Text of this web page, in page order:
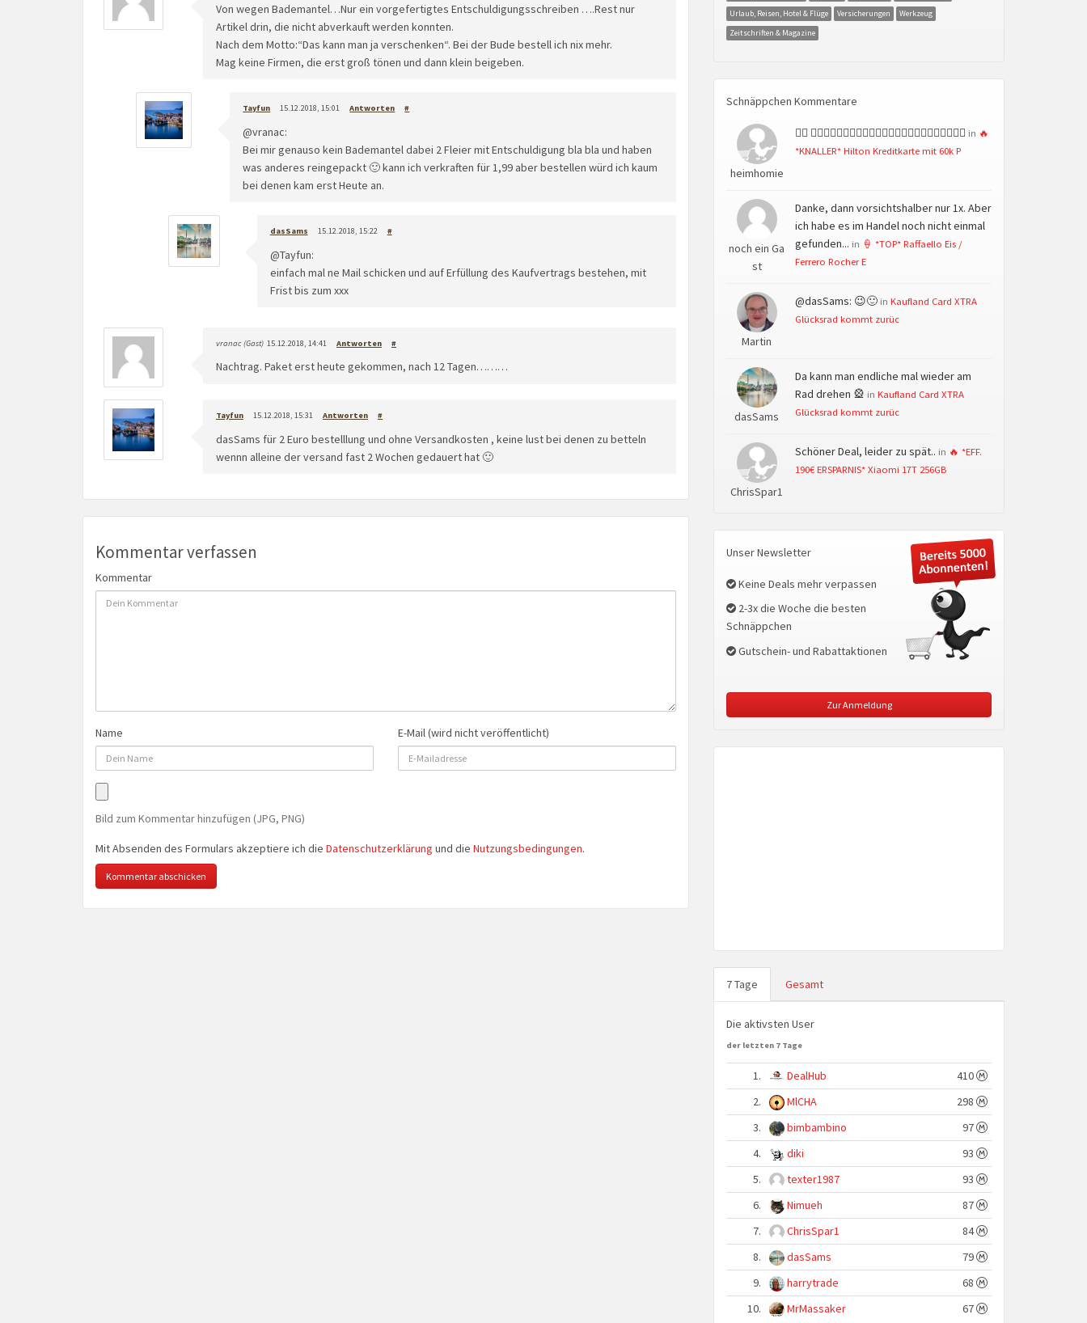
Von wegen Bademantel…Nur ein vorgefertigtes Entschuldigungsschreiben ….Rest nur
Artikel drin, die nicht abverkauft werden konnten.
Nach dem Motto:“Das kann man ja verschenken“. Bei der Bude bestell ich nix mehr.
Mag keine Firmen, die erst groß tönen und dann klein beigeben.
Tayfun 15.12.2018, 15:01 Antworten #
@vranac:
Bei mir genauso kein Bademantel dabei 2 Fleier mit Entschuldigung bla bla und haben
was anderes reingepackt 🙂 kann ich verkraften für 1,99 aber bestellen würd ich kaum
bei denen kam erst Heute an.
dasSams 15.12.2018, 15:22 #
@Tayfun:
einfach mal ne Mail schicken und auf Erfüllung des Kaufvertrags bestehen, mit
Frist bis zum xxx
vranac (Gast) 15.12.2018, 14:41 Antworten #
Nachtrag. Paket erst heute gekommen, nach 12 Tagen………
Tayfun 15.12.2018, 15:31 Antworten #
dasSams für 2 Euro bestelllung und ohne Versandkosten , keine lust bei denen zu betteln
wennn alleine der versand fast 2 Wochen gedauert hat 🙂
Kommentar verfassen
Kommentar
Name E-Mail (wird nicht veröffentlicht)
Bild zum Kommentar hinzufügen (JPG, PNG)
Mit Absenden des Formulars akzeptiere ich die Datenschutzerklärung und die Nutzungsbedingungen.
Urlaub, Reisen, Hotel & Flüge
Versicherungen
Werkzeug
Zeitschriften & Magazine
Schnäppchen Kommentare
heimhomie
👍🏻 👍🏻👍🏻👍🏻👍🏻👍🏻👍🏻👍🏻👍🏻👍🏻👍🏻👍🏻👍🏻 in 🔥
*KNALLER* Hilton Kreditkarte mit 60k P
noch ein Ga
st
Danke, dann vorsichtshalber nur 1x. Aber
ich habe es im Handel noch nicht einmal
gefunden... in 🍦 *TOP* Raffaello Eis /
Ferrero Rocher E
Martin
@dasSams: 😉🙂 in Kaufland Card XTRA
Glücksrad kommt zurüc
dasSams
Da kann man endliche mal wieder am
Rad drehen 🎡 in Kaufland Card XTRA
Glücksrad kommt zurüc
ChrisSpar1
Schöner Deal, leider zu spät.. in 🔥 *EFF.
190€ ERSPARNIS* Xiaomi 17T 256GB
Unser Newsletter
Keine Deals mehr verpassen
2-3x die Woche die besten
Schnäppchen
Gutschein- und Rabattaktionen
Zur Anmeldung
7 Tage Gesamt
Die aktivsten User
der letzten 7 Tage
1. DealHub
410
2.
MlCHA
298
3.
bimbambino
97
4.
diki
93
5.
texter1987
93
6.
Nimueh
87
7.
ChrisSpar1
84
8.
dasSams
79
9.
harrytrade
68
10.
MrMassaker 67